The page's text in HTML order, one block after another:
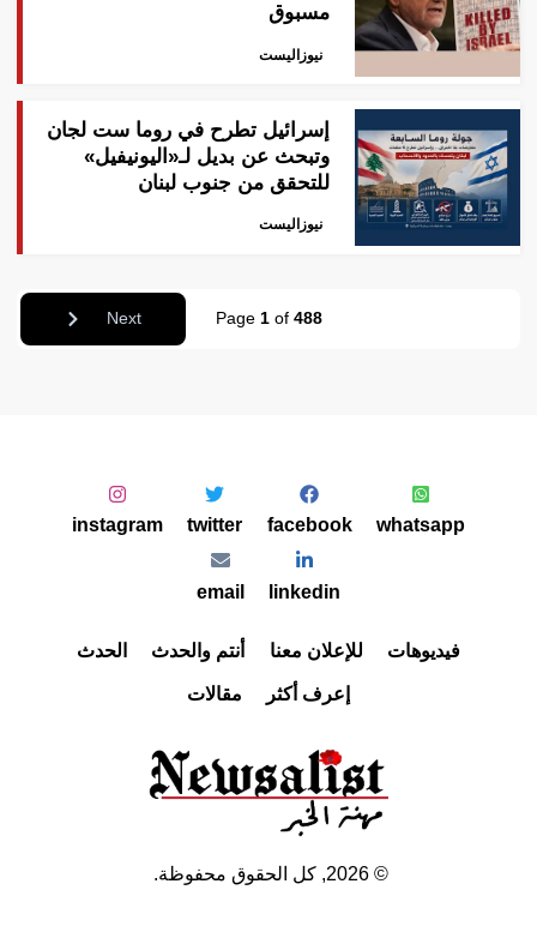
مسبوق
نيوزاليست
إسرائيل تطرح في روما ست لجان
وتبحث عن بديل لـ«اليونيفيل»
للتحقق من جنوب لبنان
نيوزاليست
Page 1of 488
Next
©
2026, كل الحقوق محفوظة.
فيديوهات للإعلان معنا أنتم والحدث
الحدث
إعرف أكثر
مقالات
whatsapp
facebook
twitter
instagram
linkedin
email